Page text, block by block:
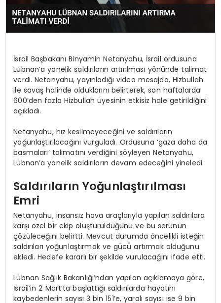
İsrail Başbakanı Binyamin Netanyahu, İsrail ordusuna
Lübnan’a yönelik saldırıların artırılması yönünde talimat
verdi. Netanyahu, yayınladığı video mesajda, Hizbullah
ile savaş halinde olduklarını belirterek, son haftalarda
600’den fazla Hizbullah üyesinin etkisiz hale getirildiğini
açıkladı.
Netanyahu, hız kesilmeyeceğini ve saldırıların
yoğunlaştırılacağını vurguladı. Ordusuna ‘gaza daha da
basmaları’ talimatını verdiğini söyleyen Netanyahu,
Lübnan’a yönelik saldırıların devam edeceğini yineledi.
Saldırıların Yoğunlaştırılması
Emri
Netanyahu, insansız hava araçlarıyla yapılan saldırılara
karşı özel bir ekip oluşturulduğunu ve bu sorunun
çözüleceğini belirtti. Mevcut durumda öncelikli isteğin
saldırıları yoğunlaştırmak ve gücü artırmak olduğunu
ekledi. Hedefe kararlı bir şekilde vurulacağını ifade etti.
Lübnan Sağlık Bakanlığı’ndan yapılan açıklamaya göre,
İsrail’in 2 Mart’ta başlattığı saldırılarda hayatını
kaybedenlerin sayısı 3 bin 151’e, yaralı sayısı ise 9 bin